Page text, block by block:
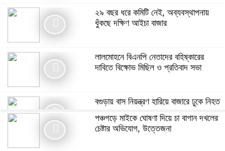
২৯ বছর ধরে কমিটি নেই, অব্যবস্থাপনায়
ধুঁকছে দক্ষিণ আইচা বাজার
লালমোহনে বিএনপি নেতাদের বহিষ্কারের
দাবিতে বিক্ষোভ মিছিল ও প্রতিবাদ সভা
বগুড়ায় বাস নিয়ন্ত্রণ হারিয়ে বাজারে ঢুকে নিহত
৭, আহত অন্তত ২৫
পঞ্চগড়ে মাইকে ঘোষণা দিয়ে চা বাগান দখলের
চেষ্টার অভিযোগ, উত্তেজনা